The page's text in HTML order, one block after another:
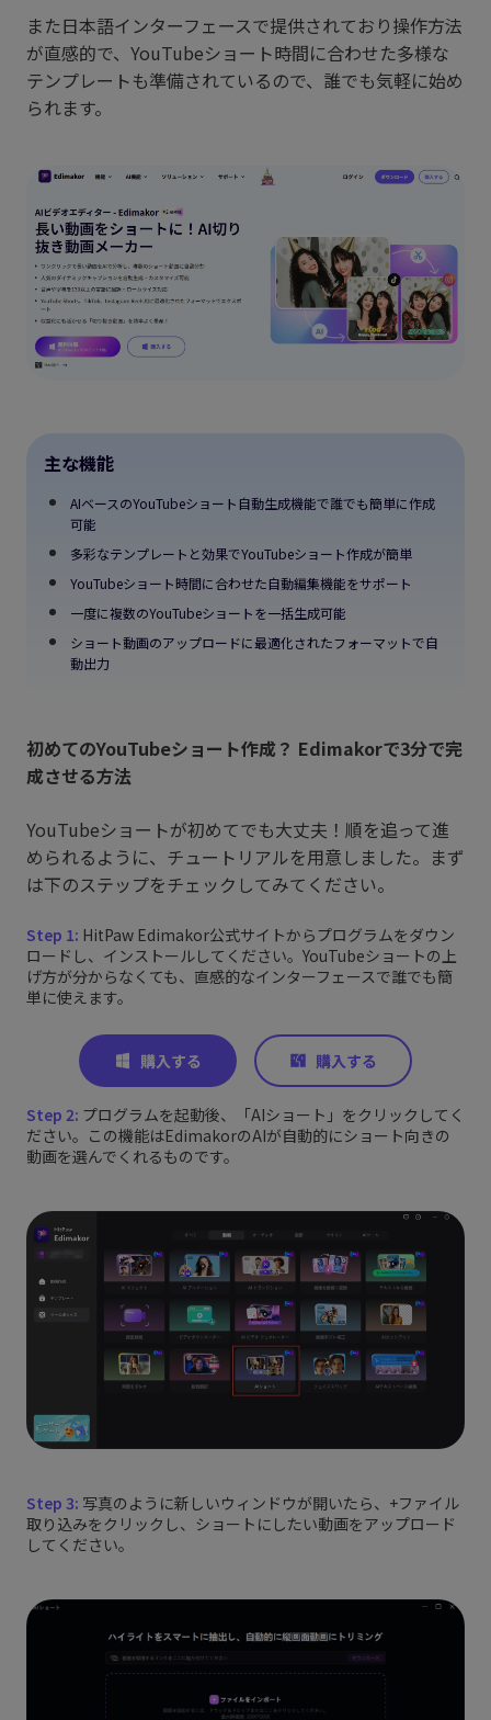
また日本語インターフェースで提供されており操作方法
が直感的で、YouTubeショート時間に合わせた多様な
テンプレートも準備されているので、誰でも気軽に始め
られます。
主な機能
AIベースのYouTubeショート自動生成機能で誰でも簡単に作成
可能
多彩なテンプレートと効果でYouTubeショート作成が簡単
YouTubeショート時間に合わせた自動編集機能をサポート
一度に複数のYouTubeショートを一括生成可能
ショート動画のアップロードに最適化されたフォーマットで自
動出力
初めてのYouTubeショート作成？ Edimakorで3分で完
成させる方法
YouTubeショートが初めてでも大丈夫！順を追って進
められるように、チュートリアルを用意しました。まず
は下のステップをチェックしてみてください。
Step 1: HitPaw Edimakor公式サイトからプログラムをダウン
ロードし、インストールしてください。YouTubeショートの上
げ方が分からなくても、直感的なインターフェースで誰でも簡
単に使えます。
Step 2: プログラムを起動後、「AIショート」をクリックしてく
ださい。この機能はEdimakorのAIが自動的にショート向きの
動画を選んでくれるものです。
Step 3: 写真のように新しいウィンドウが開いたら、+ファイル
取り込みをクリックし、ショートにしたい動画をアップロード
してください。